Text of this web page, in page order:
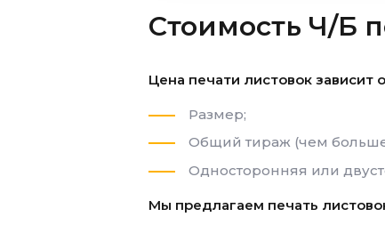
Стоимость Ч/Б
Цена печати листовок зависит
Размер;
Общий тираж (чем
Односторонняя или
Мы предлагаем печать